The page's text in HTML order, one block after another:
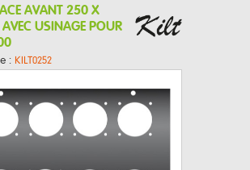
AVANT 250 X
USINAGE POUR
: KILT0252